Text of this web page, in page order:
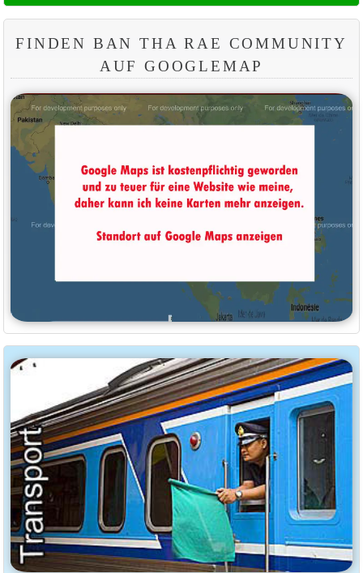
FINDEN BAN THA RAE COMMUNITY
AUF GOOGLEMAP